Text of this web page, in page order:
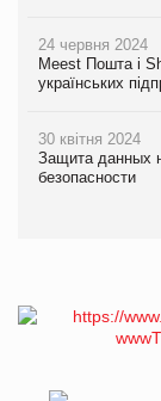
24 червня 2024
Meest Пошта і
українських
30 квітня 2024
Защита данных
безопасности